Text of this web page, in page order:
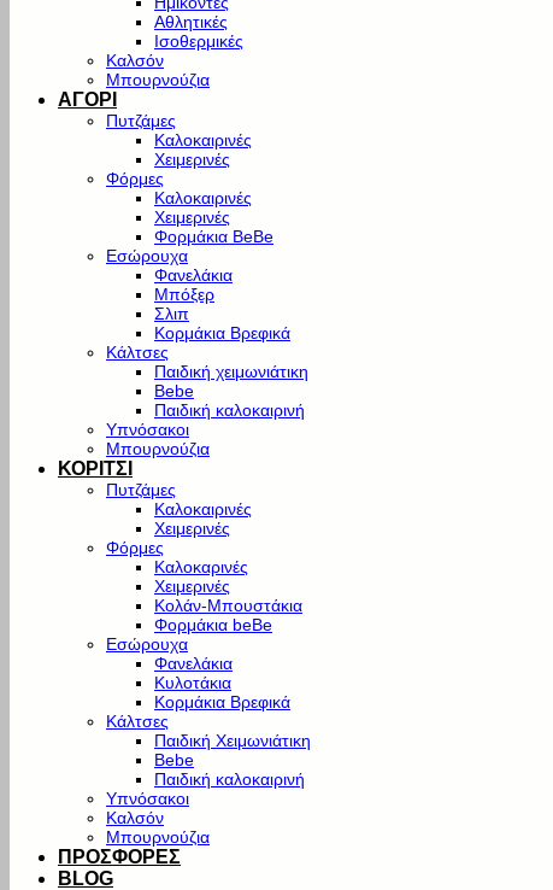
Αθλητικές
Ισοθερμικές
Καλσόν
Μπουρνούζια
ΑΓΟΡΙ
Πυτζάμες
Καλοκαιρινές
Χειμερινές
Φόρμες
Καλοκαιρινές
Χειμερινές
Φορμάκια BeBe
Εσώρουχα
Φανελάκια
Μπόξερ
Σλιπ
Κορμάκια Βρεφικά
Κάλτσες
Παιδική χειμωνιάτικη
Bebe
Παιδική καλοκαιρινή
Υπνόσακοι
Μπουρνούζια
ΚΟΡΙΤΣΙ
Πυτζάμες
Καλοκαιρινές
Χειμερινές
Φόρμες
Καλοκαρινές
Χειμερινές
Κολάν-Μπουστάκια
Φορμάκια beBe
Εσώρουχα
Φανελάκια
Κυλοτάκια
Κορμάκια Βρεφικά
Κάλτσες
Παιδική Χειμωνιάτικη
Bebe
Παιδική καλοκαιρινή
Υπνόσακοι
Καλσόν
Μπουρνούζια
ΠΡΟΣΦΟΡΕΣ
BLOG